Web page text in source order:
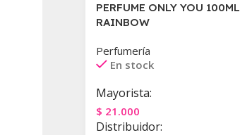
PERFUME ONLY YOU 100ML
RAINBOW
Perfumería
En stock
Mayorista:
$ 21.000
Distribuidor: